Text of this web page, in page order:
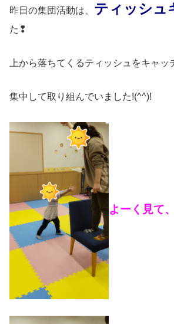
昨日の集団活動は、 ティッシュ
た❢
上から落ちてくるティッシュをキャ
集中して取り組んでいました!(^^)!
よーく見て